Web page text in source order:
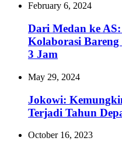
February 6, 2024
Dari Medan ke
Kolaborasi
3 Jam
May 29, 2024
Jokowi:
Terjadi Tahun
October 16, 2023